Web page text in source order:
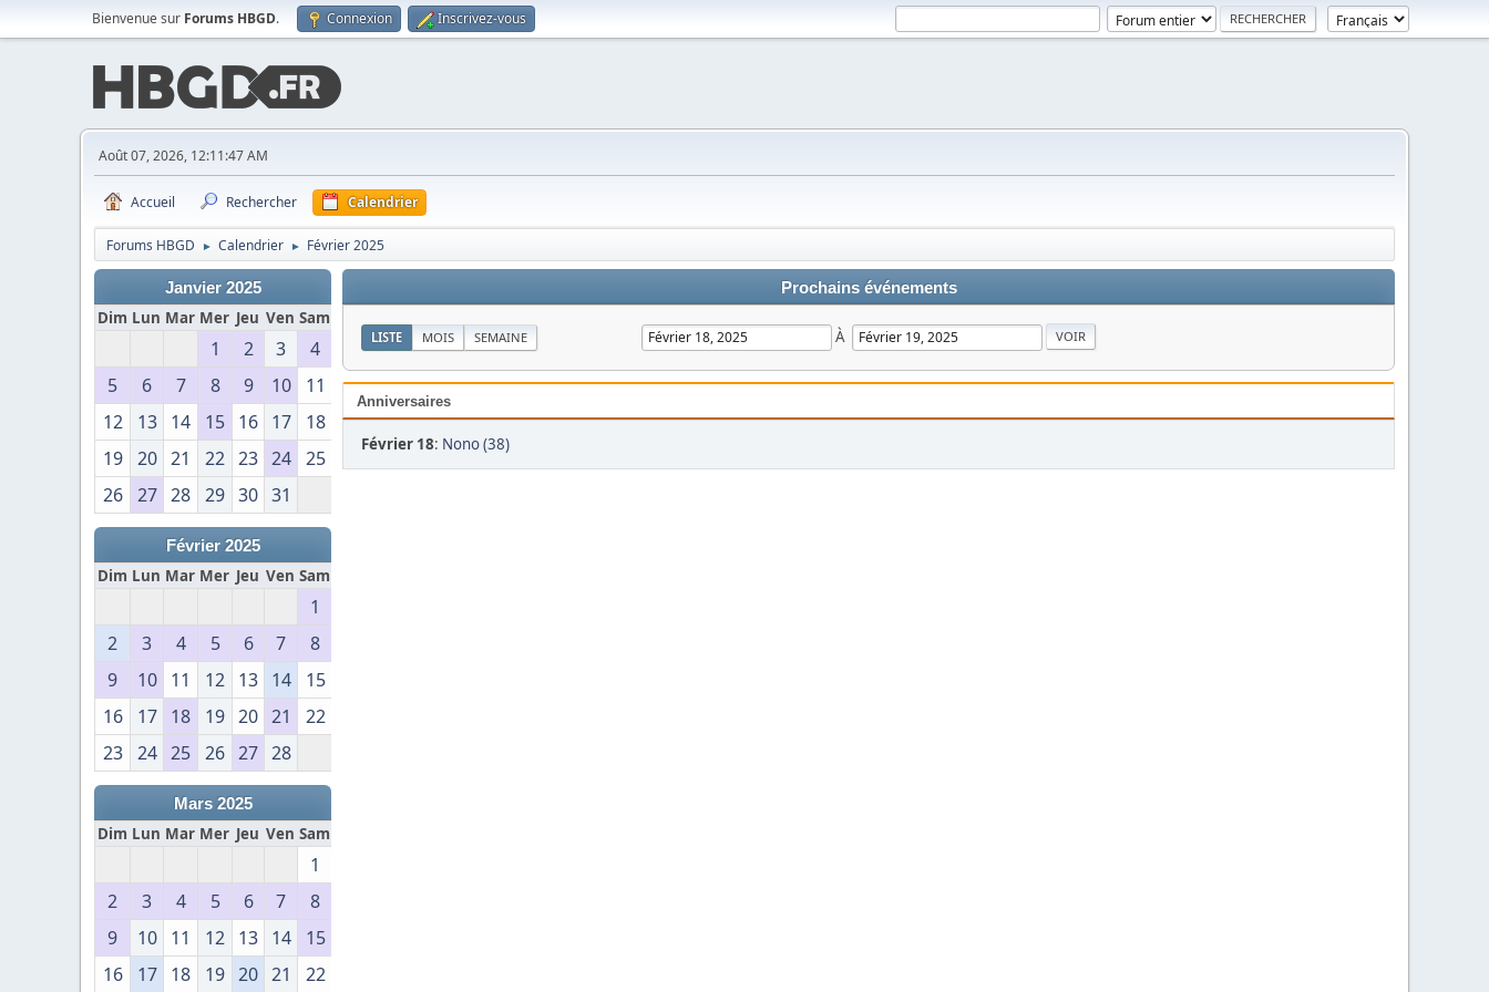
Bienvenue sur Forums HBGD. Connexion Inscrivez-vous
Août 07, 2026, 12:11:47 AM
Accueil Rechercher Calendrier
Forums HBGD ► Calendrier ► Février 2025
Janvier 2025
Dim Lun Mar Mer Jeu Ven Sam
1 2 3
4
5
6 7 8 9 10
11
12
13 14 15 16 17
18
19
20 21 22 23 24
25
26
27 28 29 30 31
Février 2025
Dim Lun Mar Mer Jeu Ven Sam
1
2
3 4 5 6 7
8
9
10 11 12 13 14
15
16
17 18 19 20 21
22
23
24 25 26 27 28
Mars 2025
Dim Lun Mar Mer Jeu Ven Sam
1
2
3 4 5 6 7
8
9
10 11 12 13 14
15
16
17 18 19 20 21 22
Prochains événements
LISTE MOIS SEMAINE À
Anniversaires
Février 18: Nono (38)